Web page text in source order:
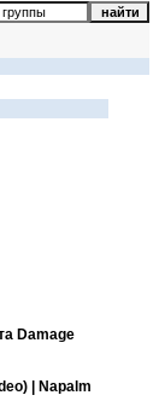
Damage
| Napalm